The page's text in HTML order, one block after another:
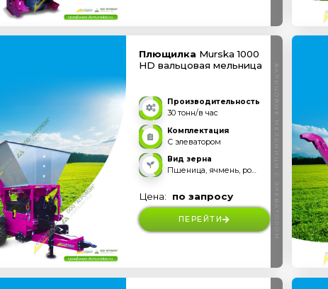
Плющилка Murska 1000
HD вальцовая мельница
Производительность
30 тонн/в час
Комплектация
С элеватором
Вид зерна
Пшеница, ячмень, рожь, овес, тритикале и прочее
Цена: по запросу
ПЕРЕЙТИ ВАЛЬЦОВЫЕ МЕЛЬНИЦЫ С ЭЛЕВАТОРОМ